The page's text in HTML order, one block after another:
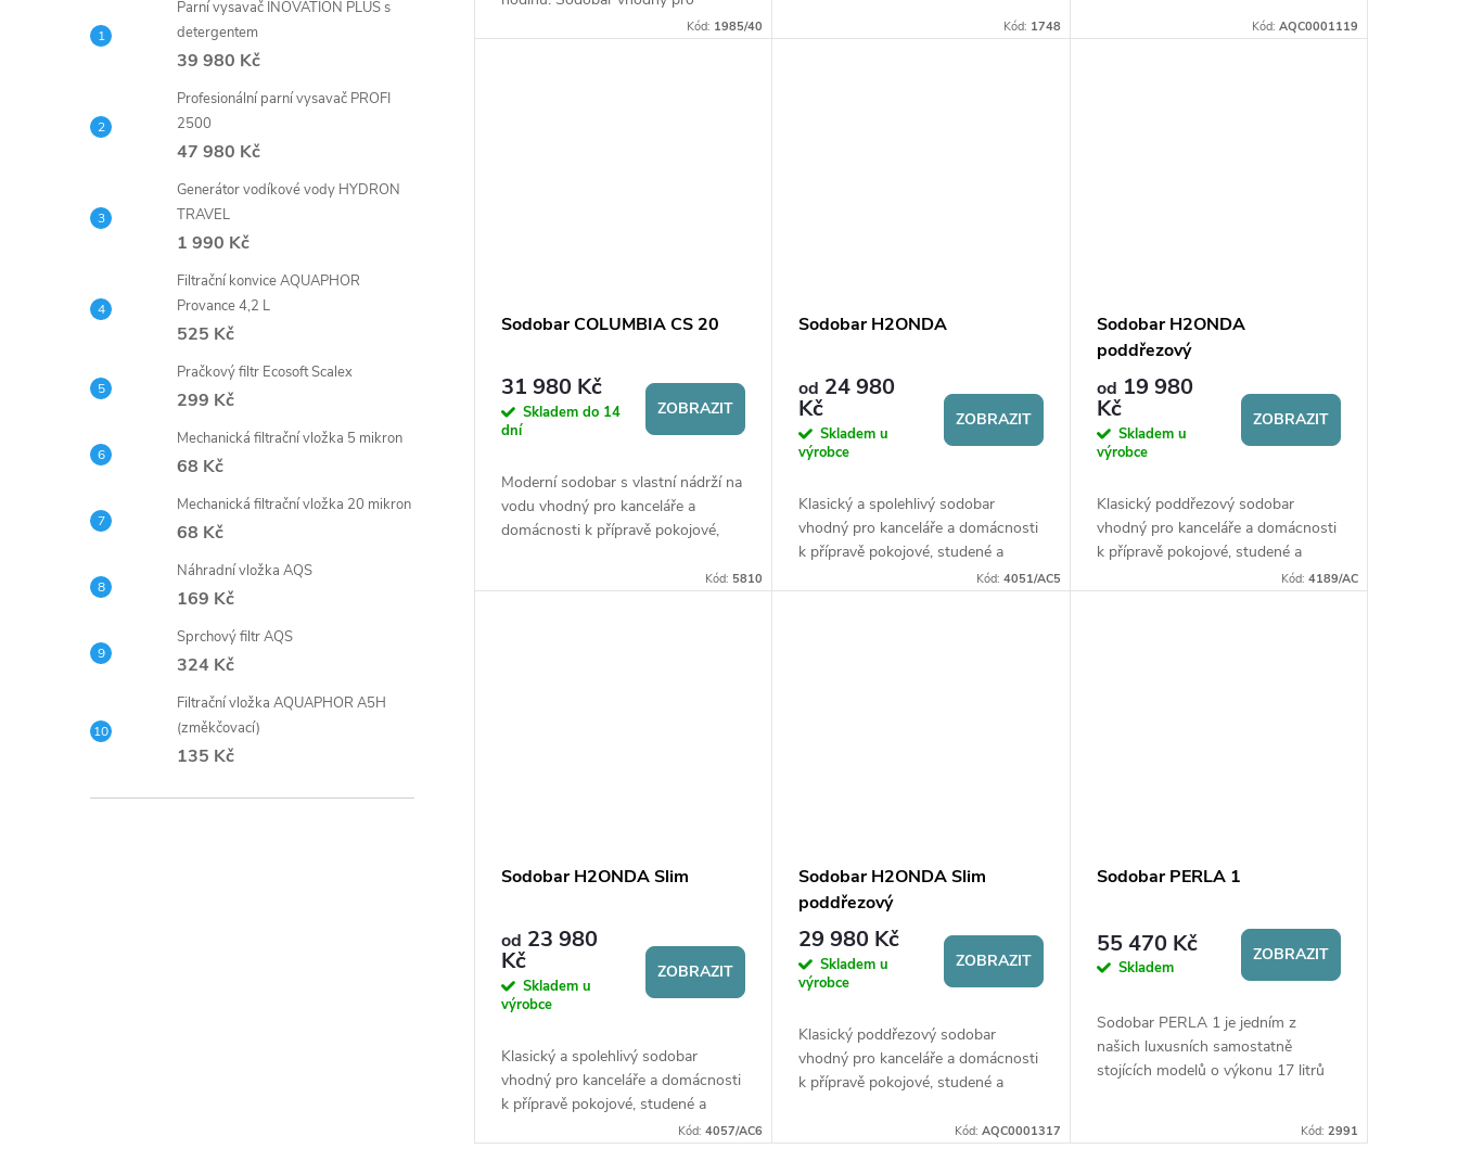
Parní vysavač INOVATION PLUS s
detergentem
39 980 Kč
Profesionální parní vysavač PROFI
2500
47 980 Kč
Generátor vodíkové vody HYDRON
TRAVEL
1 990 Kč
Filtrační konvice AQUAPHOR
Provance 4,2 L
525 Kč
Pračkový filtr Ecosoft Scalex
299 Kč
Mechanická filtrační vložka 5 mikron
68 Kč
Mechanická filtrační vložka 20 mikron
68 Kč
Náhradní vložka AQS
169 Kč
Sprchový filtr AQS
324 Kč
Filtrační vložka AQUAPHOR A5H
(změkčovací)
135 Kč
profesionální potřeby. Snadné
Kód: 1985/40 Kód: 1748
Součástí sodobaru je UV lampa.
Kód: AQC0001119
Sodobar COLUMBIA CS 20
31 980 Kč
Skladem do 14
dní
ZOBRAZIT
Moderní sodobar s vlastní nádrží na
vodu vhodný pro kanceláře a
domácnosti k přípravě pokojové,
až 12 litrů vody za hodinu. Vybaven
Kód: 5810
Sodobar H2ONDA
od 24 980
Kč
Skladem u
výrobce
ZOBRAZIT
Klasický a spolehlivý sodobar
vhodný pro kanceláře a domácnosti
k přípravě pokojové, studené a
perlivé vody. Připraví až 15 l/h.
Kód: 4051/AC5
Sodobar H2ONDA
poddřezový
od 19 980
Kč
Skladem u
výrobce
ZOBRAZIT
Klasický poddřezový sodobar
vhodný pro kanceláře a domácnosti
k přípravě pokojové, studené a
perlivé vody. Připraví až 15 l/h.
Kód: 4189/AC
Sodobar H2ONDA Slim
od 23 980
Kč
Skladem u
výrobce
ZOBRAZIT
Klasický a spolehlivý sodobar
vhodný pro kanceláře a domácnosti
k přípravě pokojové, studené a
perlivé vody. Připraví až 15 l/h.
Kód:4057/AC6
Sodobar H2ONDA Slim
poddřezový
29 980 Kč
Skladem u
výrobce
ZOBRAZIT
Klasický poddřezový sodobar
vhodný pro kanceláře a domácnosti
k přípravě pokojové, studené a
Součástí sodobaru je UV lampa.
Kód: AQC0001317
Sodobar PERLA 1
55 470 Kč
Skladem
ZOBRAZIT
Sodobar PERLA 1 je jedním z
našich luxusních samostatně
stojících modelů o výkonu 17 litrů
restaurací aj.
Kód: 2991